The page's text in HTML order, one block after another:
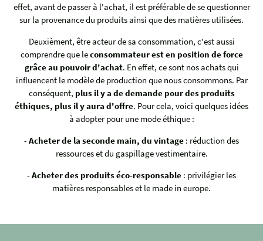
effet, avant de passer à l'achat, il est préférable de se questionner
sur la provenance du produits ainsi que des matières utilisées.
Deuxièment, être acteur de sa consommation, c'est aussi
comprendre que leconsommateur est en position de force
grâce au pouvoir d'achat. En effet, ce sont nos achats qui
influencent le modèle de production que nous consommons. Par
conséquent, plus il y a de demande pour des produits
éthiques, plus il y aura d'offre. Pour cela, voici quelques idées
à adopter pour une mode éthique :
- Acheter de la seconde main, du vintage : réduction des
ressources et du gaspillage vestimentaire.
- Acheter des produits éco-responsable : privilégier les
matières responsables et le made in europe.